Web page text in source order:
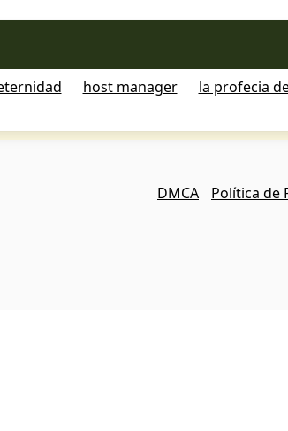
host manager la profecia
DMCA Política de